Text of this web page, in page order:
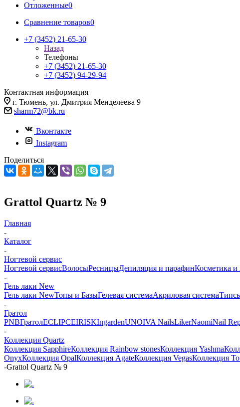
Отложенные0
Сравнение товаров0
+7 (3452) 21-65-30
Назад
Телефоны
+7 (3452) 21-65-30
+7 (3452) 94-29-94
Контактная информация
г. Тюмень, ул. Дмитрия Менделеева 9
sharm72@bk.ru
Вконтакте
Instagram
Поделиться
Grattol Quartz № 9
Главная
-
Каталог
-
Ногтевой сервис
Ногтевой сервисВолосыРесницыДепиляция и парафинКосметика
-
Гель лаки New
Гель лаки NewТопы и БазыГелевая системаАкриловая система
-
Гратол
PNBГратолECLIPCEIRISKIngardenUNOIVA NailsLikerNaomiNail
-
Коллекция Quartz
Коллекция SapphireКоллекция Rainbow stonesКоллекция Yashma
OnyxКоллекция OpalКоллекция AgateКоллекция VegasКоллекция
-Grattol Quartz № 9